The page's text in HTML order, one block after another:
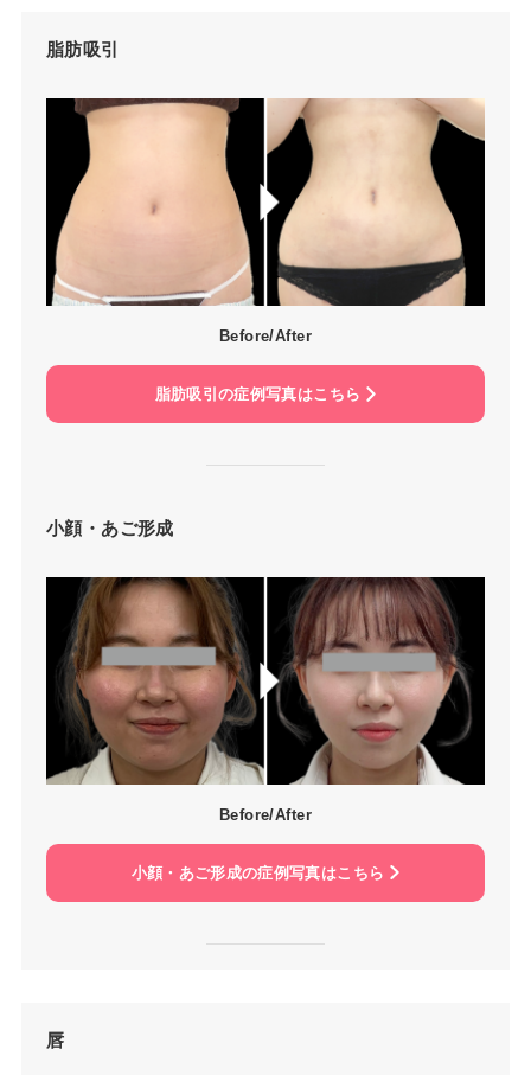
脂肪吸引
Before/After
脂肪吸引の症例写真はこちら
小顔・あご形成
Before/After
小顔・あご形成の症例写真はこちら
唇